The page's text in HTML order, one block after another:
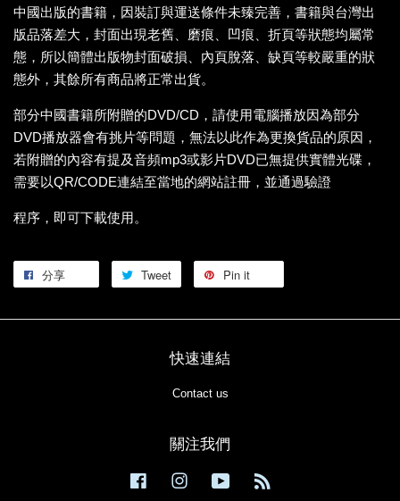
中國出版的書籍，因裝訂與運送條件未臻完善，書籍與台灣出
版品落差大，封面出現老舊、磨痕、凹痕、折頁等狀態均屬常
態，所以簡體出版物封面破損、內頁脫落、缺頁等較嚴重的狀
態外，其餘所有商品將正常出貨。
部分中國書籍所附贈的DVD/CD，請使用電腦播放因為部分
DVD播放器會有挑片等問題，無法以此作為更換貨品的原因，
若附贈的內容有提及音頻mp3或影片DVD已無提供實體光碟，
需要以QR/CODE連結至當地的網站註冊，並通過驗證
程序，即可下載使用。
分享 Tweet Pin it
快速連結
Contact us
關注我們
Facebook Instagram YouTube